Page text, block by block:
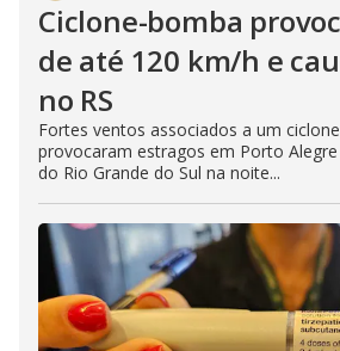
Ciclone-bomba
de até 120 km/h e
no RS
Fortes ventos associados a um
provocaram estragos em Porto
do Rio Grande do Sul na noite...